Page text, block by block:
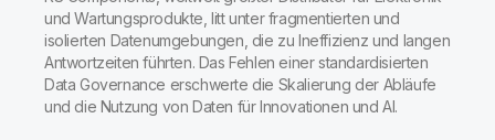
und Wartungsprodukte, litt unter fragmentierten und
isolierten Datenumgebungen, die zu Ineffizienz und langen
Antwortzeiten führten. Das Fehlen einer standardisierten
Data Governance erschwerte die Skalierung der Abläufe
und die Nutzung von Daten für Innovationen und AI.